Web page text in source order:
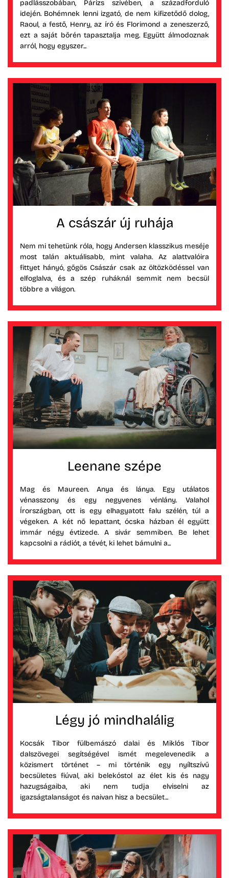
padlásszobában, Párizs szívében, a századforduló
idején. Bohémnek lenni izgató, de nem kifizetődő dolog,
Raoul, a festő, Henry, az író és Florimond a zeneszerző,
ezt a saját bőrén tapasztalja meg. Együtt álmodoznak
arról, hogy egyszer...
A császár új ruhája
Nem mi tehetünk róla, hogy Andersen klasszikus meséje
most talán aktuálisabb, mint valaha. Az alattvalóira
fittyet hányó, gőgös Császár csak az öltözködéssel van
elfoglalva, és a szép ruháknál semmit nem becsül
többre a világon.
Leenane szépe
Mag és Maureen. Anya és lánya. Egy utálatos
vénasszony és egy negyvenes vénlány. Valahol
Írországban, ott is egy elhagyatott falu szélén, túl a
végeken. A két nő lepattant, ócska házban él együtt
immár négy évtizede. A sivár semmiben. Be lehet
kapcsolni a rádiót, a tévét, ki lehet bámulni a...
Légy jó mindhalálig
Kocsák Tibor fülbemászó dalai és Miklós Tibor
dalszövegei segítségével ismét megelevenedik a
közismert történet – mi történik egy nyíltszívű
becsületes fiúval, aki belekóstol az élet kis és nagy
hazugságaiba, aki nem tudja elviselni az
igazságtalanságot és naivan hisz a becsület...